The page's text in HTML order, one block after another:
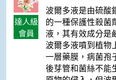
達人級
會員
波爾多液是由硫酸
的一種保護性殺菌
液，其有效成分是
波爾多液噴到植物
一層藥膜，病菌孢
後芽管和菌絲不能